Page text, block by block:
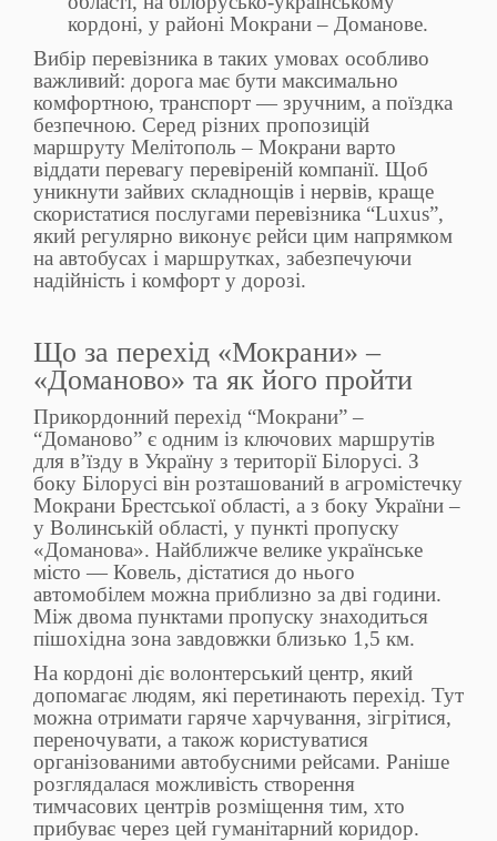
кордоні, у районі Мокрани – Доманове.
Вибір перевізника в таких умовах особливо
важливий: дорога має бути максимально
комфортною, транспорт — зручним, а поїздка
безпечною. Серед різних пропозицій
маршруту Мелітополь – Мокрани варто
віддати перевагу перевіреній компанії. Щоб
уникнути зайвих складнощів і нервів, краще
скористатися послугами перевізника “Luxus”,
який регулярно виконує рейси цим напрямком
на автобусах і маршрутках, забезпечуючи
надійність і комфорт у дорозі.
Що за перехід «Мокрани» –
«Доманово» та як його пройти
Прикордонний перехід “Мокрани” –
“Доманово” є одним із ключових маршрутів
для в’їзду в Україну з території Білорусі. З
боку Білорусі він розташований в агромістечку
Мокрани Брестської області, а з боку України –
у Волинській області, у пункті пропуску
«Доманова». Найближче велике українське
місто — Ковель, дістатися до нього
автомобілем можна приблизно за дві години.
Між двома пунктами пропуску знаходиться
пішохідна зона завдовжки близько 1,5 км.
На кордоні діє волонтерський центр, який
допомагає людям, які перетинають перехід. Тут
можна отримати гаряче харчування, зігрітися,
переночувати, а також користуватися
організованими автобусними рейсами. Раніше
розглядалася можливість створення
тимчасових центрів розміщення тим, хто
прибуває через цей гуманітарний коридор.